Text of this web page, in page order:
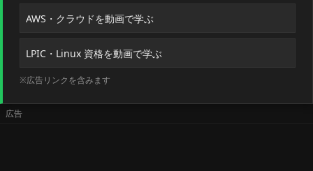
AWS・クラウドを動画で学ぶ
LPIC・Linux 資格を動画で学ぶ
※広告リンクを含みます